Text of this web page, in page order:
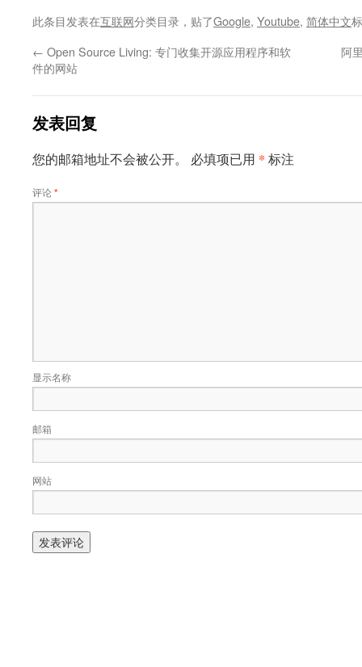
此条目发表在互联网分类目录，贴了Google, Youtube, 简体中文
← Open Source Living: 专门收集开源应用程序和软
件的网站
阿
发表回复
您的邮箱地址不会被公开。 必填项已用 * 标注
评论*
显示名称
邮箱
网站